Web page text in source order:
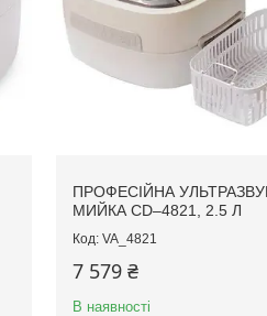
ПРОФЕСІЙНА
МИЙКА CD–4821, 2.5 Л
VA_4821
7 579 ₴
В наявності